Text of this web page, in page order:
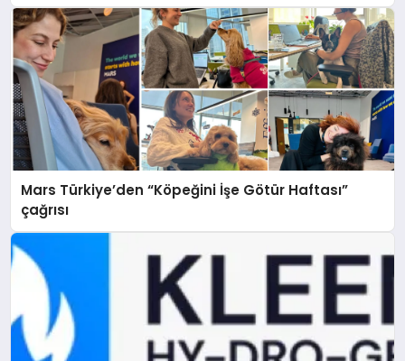
Mars Türkiye’den “Köpeğini İşe Götür Haftası”
çağrısı